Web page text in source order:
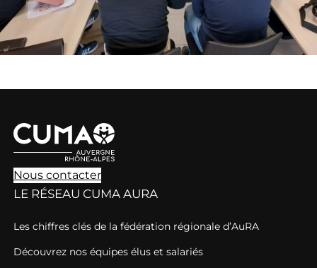
Nous contacter
LE RÉSEAU CUMA AURA
Les chiffres clés de la fédération régionale d’AuRA
Découvrez nos équipes élus et salariés